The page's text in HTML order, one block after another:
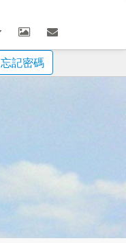
忘記密碼